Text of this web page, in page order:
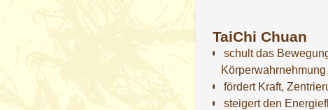
TaiChi Chuan
schult das
Körperwahrnehmung
fördert Kraft,
steigert den